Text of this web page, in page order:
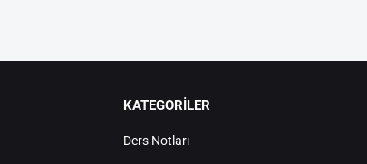
KATEGORİLER
Ders Notları